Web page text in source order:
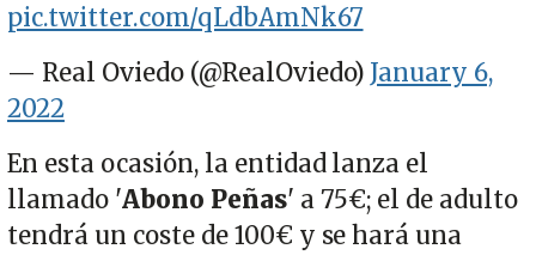
pic.twitter.com/qLdbAmNk67
— Real Oviedo (@RealOviedo) January 6,
2022
En esta ocasión, la entidad lanza el
llamado 'Abono Peñas' a 75€; el de adulto
tendrá un coste de 100€ y se hará una